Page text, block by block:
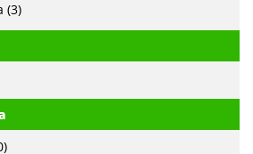
(3)